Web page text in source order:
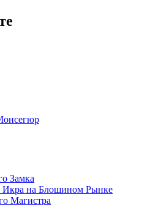
Замка
Икра на Блошином Рынке
Магистра